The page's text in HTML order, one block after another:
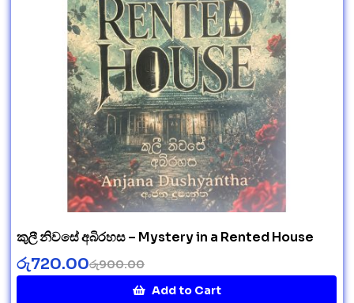
කුලී නිවසේ අබිරහස – Mystery in a Rented House
රු900.00
රු720.00
Add to Cart